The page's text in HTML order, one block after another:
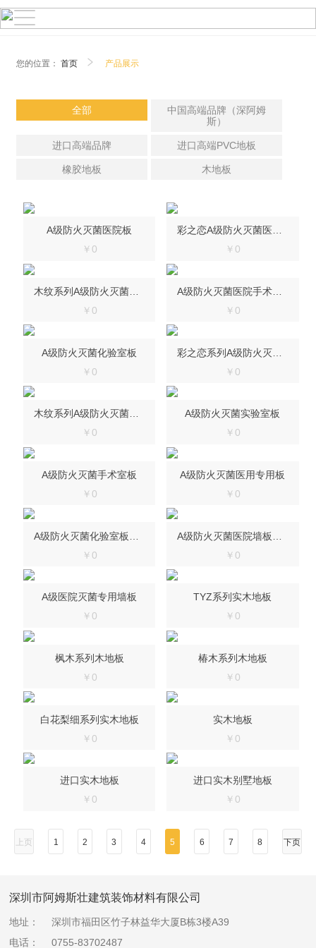
您的位置： 首页 产品展示
全部
中国高端品牌（深阿姆
斯）
进口高端品牌 进口高端PVC地板
橡胶地板 木地板
A级防火灭菌医院板
￥0
彩之恋A级防火灭菌医院板
￥0
木纹系列A级防火灭菌医院板
￥0
￥0
A级防火灭菌化验室板
￥0
￥0
木纹系列A级防火灭菌实验室板
￥0
A级防火灭菌实验室板
￥0
A级防火灭菌手术室板
￥0
A级防火灭菌医用专用板
￥0
￥0
￥0
A级医院灭菌专用墙板
￥0
TYZ系列实木地板
￥0
枫木系列木地板
￥0
椿木系列木地板
￥0
白花梨细系列实木地板
￥0
实木地板
￥0
进口实木地板
￥0
进口实木别墅地板
￥0
上页 1 2 3 4 5 6 7 8 下页
深圳市阿姆斯壮建筑装饰材料有限公司
地址：
深圳市福田区竹子林益华大厦B栋3楼A39
电话：
0755-83702487